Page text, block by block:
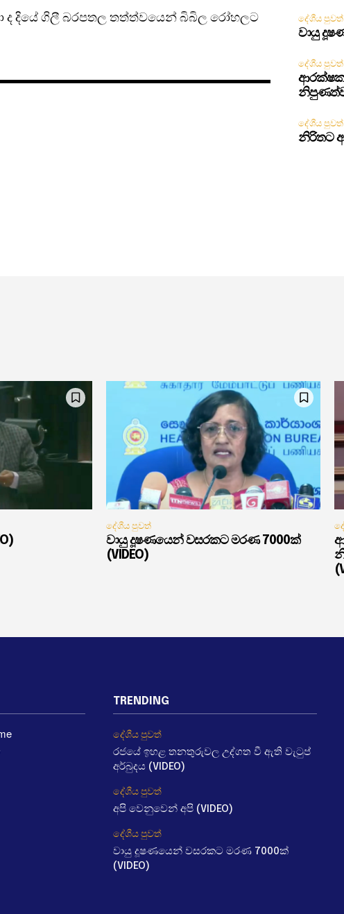
ද දියේ ගිලී බරපතල තත්ත්වයෙන් බිබිල රෝහලට
දේශීය පුවත්
වායු
දේශීය පුවත්
ආරක්ෂක
දේශීය පුවත්
නිරිතට
දේශීය පුවත්
වායු දූෂණයෙන් වසරකට මරණ 7000ක්
(VIDEO)
TRENDING
දේශීය පුවත්
රජයේ ඉහළ තනතුරුවල උද්ගත වී ඇති වැටුප්
අර්බුදය (VIDEO)
දේශීය පුවත්
අපි වෙනුවෙන් අපි (VIDEO)
දේශීය පුවත්
වායු දූෂණයෙන් වසරකට මරණ 7000ක්
(VIDEO)